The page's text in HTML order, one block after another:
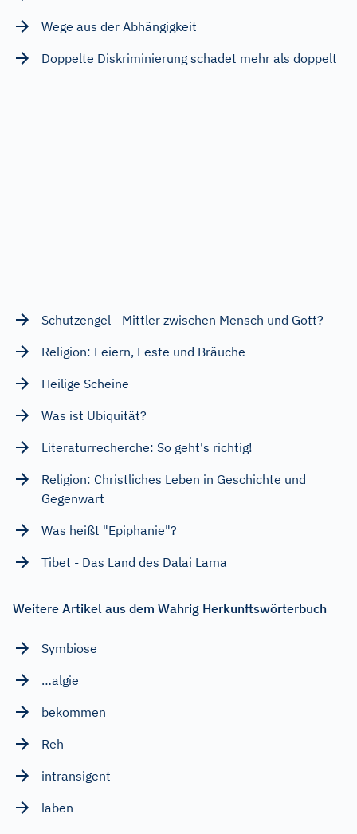
Wege aus der Abhängigkeit
Doppelte Diskriminierung schadet mehr als doppelt
Schutzengel - Mittler zwischen Mensch und Gott?
Religion: Feiern, Feste und Bräuche
Heilige Scheine
Was ist Ubiquität?
Literaturrecherche: So geht's richtig!
Religion: Christliches Leben in Geschichte und
Gegenwart
Was heißt "Epiphanie"?
Tibet - Das Land des Dalai Lama
Weitere Artikel aus dem Wahrig Herkunftswörterbuch
Symbiose
…algie
bekommen
Reh
intransigent
laben